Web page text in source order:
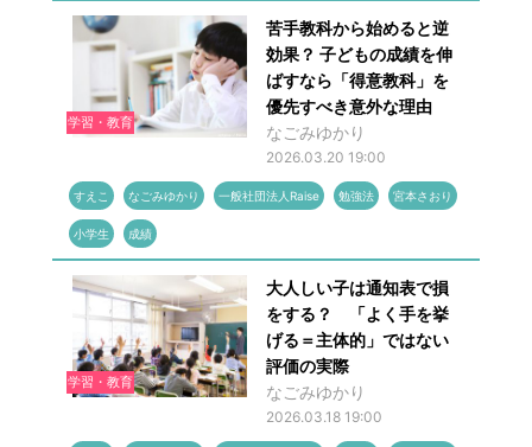
学習・教育
苦手教科から始めると逆
効果？ 子どもの成績を伸
ばすなら「得意教科」を
優先すべき意外な理由
なごみゆかり
2026.03.20 19:00
すえこ なごみゆかり 一般社団法人Raise 勉強法 宮本さおり
小学生 成績
学習・教育
大人しい子は通知表で損
をする？ 「よく手を挙
げる＝主体的」ではない
評価の実際
なごみゆかり
2026.03.18 19:00